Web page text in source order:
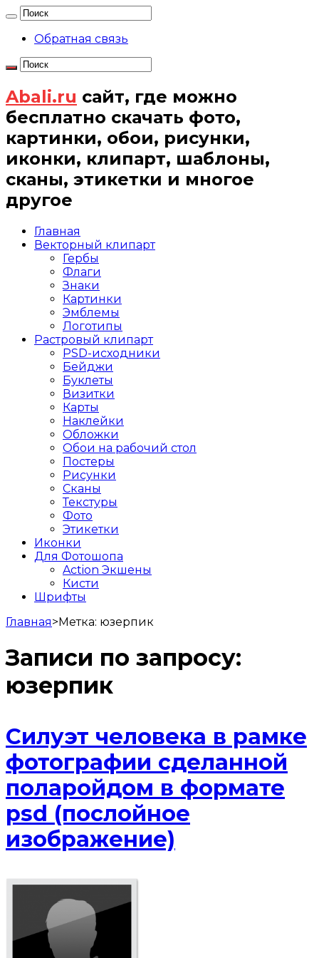
Обратная связь
Abali.ru сайт, где можно
бесплатно скачать фото,
картинки, обои, рисунки,
иконки, клипарт, шаблоны,
сканы, этикетки и многое
другое
Главная
Векторный клипарт
Гербы
Флаги
Знаки
Картинки
Эмблемы
Логотипы
Растровый клипарт
PSD-исходники
Бейджи
Буклеты
Визитки
Карты
Наклейки
Обложки
Обои на рабочий стол
Постеры
Рисунки
Сканы
Текстуры
Фото
Этикетки
Иконки
Для Фотошопа
Action Экшены
Кисти
Шрифты
Главная>Метка: юзерпик
Записи по запросу:
юзерпик
Силуэт человека в рамке
фотографии сделанной
поларойдом в формате
psd (послойное
изображение)